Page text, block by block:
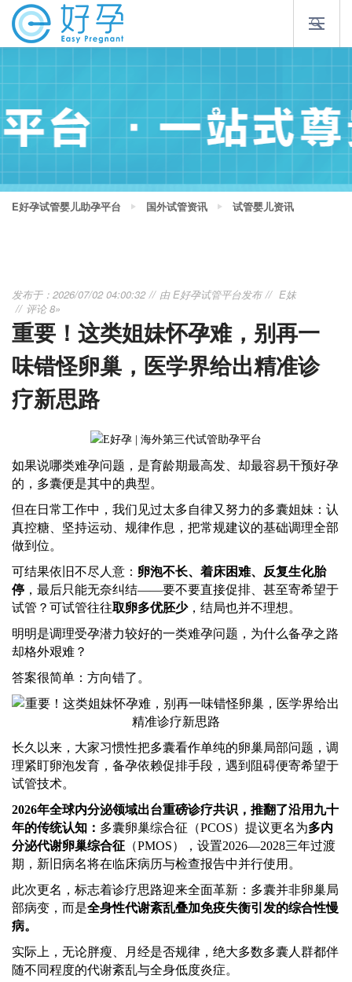
E好孕试管婴儿助孕平台 国外试管资讯 试管婴儿资讯
发布于：2026/07/02 04:00:32 由E好孕试管平台发布
E妹
评论 8»
重要！这类姐妹怀孕难，别再一
味错怪卵巢，医学界给出精准诊
疗新思路
如果说哪类难孕问题，是育龄期最高发、却最容易干预好孕
的，多囊便是其中的典型。
但在日常工作中，我们见过太多自律又努力的多囊姐妹：认
真控糖、坚持运动、规律作息，把常规建议的基础调理全部
做到位。
可结果依旧不尽人意： 卵泡不长、着床困难、反复生化胎
停 ，最后只能无奈纠结——要不要直接促排、甚至寄希望于
试管？可试管往往取卵多优胚少，结局也并不理想。
明明是调理受孕潜力较好的一类难孕问题，为什么备孕之路
却格外艰难？
答案很简单：方向错了。
长久以来，大家习惯性把多囊看作单纯的卵巢局部问题，调
理紧盯卵泡发育，备孕依赖促排手段，遇到阻碍便寄希望于
试管技术。
2026年全球内分泌领域出台重磅诊疗共识，推翻了沿用九十
年的传统认知： 多囊卵巢综合征（PCOS）提议更名为多内
分泌代谢卵巢综合征 （PMOS），设置2026—2028三年过渡
期，新旧病名将在临床病历与检查报告中并行使用。
此次更名，标志着诊疗思路迎来全面革新：多囊并非卵巢局
部病变，而是全身性代谢紊乱叠加免疫失衡引发的综合性慢
病。
实际上，无论胖瘦、月经是否规律，绝大多数多囊人群都伴
随不同程度的代谢紊乱与全身低度炎症。